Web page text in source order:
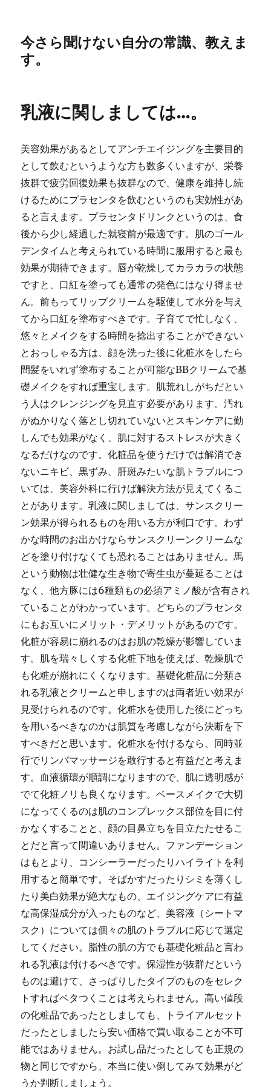
今さら聞けない自分の常識、教えま
す。
乳液に関しましては…。
美容効果があるとしてアンチエイジングを主要目的
として飲むというような方も数多くいますが、栄養
抜群で疲労回復効果も抜群なので、健康を維持し続
けるためにプラセンタを飲むというのも実効性があ
ると言えます。プラセンタドリンクというのは、食
後から少し経過した就寝前が最適です。肌のゴール
デンタイムと考えられている時間に服用すると最も
効果が期待できます。唇が乾燥してカラカラの状態
ですと、口紅を塗っても通常の発色にはなり得ませ
ん。前もってリップクリームを駆使して水分を与え
てから口紅を塗布すべきです。子育てで忙しなく、
悠々とメイクをする時間を捻出することができない
とおっしゃる方は、顔を洗った後に化粧水をしたら
間髪をいれず塗布することが可能なBBクリームで基
礎メイクをすれば重宝します。肌荒れしがちだとい
う人はクレンジングを見直す必要があります。汚れ
がぬかりなく落とし切れていないとスキンケアに勤
しんでも効果がなく、肌に対するストレスが大きく
なるだけなのです。化粧品を使うだけでは解消でき
ないニキビ、黒ずみ、肝斑みたいな肌トラブルにつ
いては、美容外科に行けば解決方法が見えてくるこ
とがあります。乳液に関しましては、サンスクリー
ン効果が得られるものを用いる方が利口です。わず
かな時間のお出かけならサンスクリーンクリームな
どを塗り付けなくても恐れることはありません。馬
という動物は壮健な生き物で寄生虫が蔓延ることは
なく、他方豚には6種類もの必須アミノ酸が含有され
ていることがわかっています。どちらのプラセンタ
にもお互いにメリット・デメリットがあるのです。
化粧が容易に崩れるのはお肌の乾燥が影響していま
す。肌を瑞々しくする化粧下地を使えば、乾燥肌で
も化粧が崩れにくくなります。基礎化粧品に分類さ
れる乳液とクリームと申しますのは両者近い効果が
見受けられるのです。化粧水を使用した後にどっち
を用いるべきなのかは肌質を考慮しながら決断を下
すべきだと思います。化粧水を付けるなら、同時並
行でリンパマッサージを敢行すると有益だと考えま
す。血液循環が順調になりますので、肌に透明感が
でて化粧ノリも良くなります。ベースメイクで大切
になってくるのは肌のコンプレックス部位を目に付
かなくすることと、顔の目鼻立ちを目立たたせるこ
とだと言って間違いありません。ファンデーション
はもとより、コンシーラーだったりハイライトを利
用すると簡単です。そばかすだったりシミを薄くし
たり美白効果が絶大なもの、エイジングケアに有益
な高保湿成分が入ったものなど、美容液（シートマ
スク）については個々の肌のトラブルに応じて選定
してください。脂性の肌の方でも基礎化粧品と言わ
れる乳液は付けるべきです。保湿性が抜群だという
ものは避けて、さっぱりしたタイプのものをセレク
トすればベタつくことは考えられません。高い値段
の化粧品であったとしましても、トライアルセット
だったとしましたら安い価格で買い取ることが不可
能ではありません。お試し品だったとしても正規の
物と同じですから、本当に使い倒してみて効果がど
うか判断しましょう。